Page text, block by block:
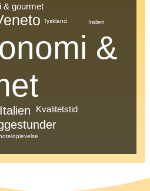
&
Italien
& gourmet
Kvalitetstid
Tyskland Italien